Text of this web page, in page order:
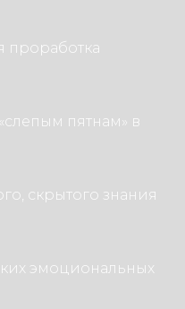
проработка
пятнам» в
скрытого знания
эмоциональных